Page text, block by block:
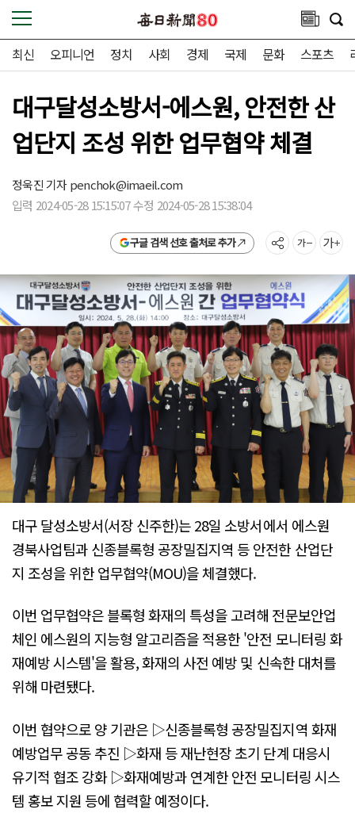
최신 오피니언 정치 사회 경제 국제 문화 스포츠
대구달성소방서-에스원, 안전한 산
업단지 조성 위한 업무협약 체결
정욱진 기자penchok@imaeil.com
입력 2024-05-28 15:15:07 수정 2024-05-28 15:38:04
구글 검색 선호 출처로 추가
대구 달성소방서(서장 신주한)는 28일 소방서에서 에스원
경북사업팀과 신종블록형 공장밀집지역 등 안전한 산업단
지 조성을 위한 업무협약(MOU)을 체결했다.
이번 업무협약은 블록형 화재의 특성을 고려해 전문보안업
체인 에스원의 지능형 알고리즘을 적용한 '안전 모니터링 화
재예방 시스템'을 활용, 화재의 사전 예방 및 신속한 대처를
위해 마련됐다.
이번 협약으로 양 기관은 ▷신종블록형 공장밀집지역 화재
예방업무 공동 추진 ▷화재 등 재난현장 초기 단계 대응시
유기적 협조 강화 ▷화재예방과 연계한 안전 모니터링 시스
템 홍보 지원 등에 협력할 예정이다.